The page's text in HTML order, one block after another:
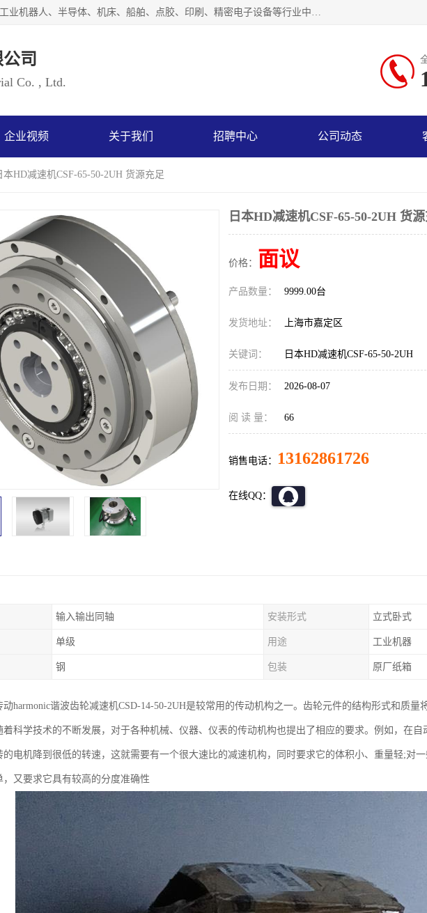
上海浜田实业有限公司专业致力于传动控制行业。面向工业机器人、半导体、机床、船舶、点胶、印刷、精密电子设备等行业中的运动控制技术。为日本哈默纳科（HarmonicDrive简称HD）中国地区定代理商，其生产的HarmonicDrive谐波减速机，具有轻量、小型、传动效率高、减速范围广、精度高等特点，被广泛应用于各种传动系统中。完善的技术，完善的售后，让您的选择无后顾之忧，欢迎您的来电洽谈！
司
Co. , Ltd.
企业视频 关于我们 招聘中心 公司动态
本HD减速机CSF-65-50-2UH 货源充足
日本HD减速机CSF-65-50-2UH 货
价格： 面议
产品数量： 9999.00台
发货地址： 上海市嘉定区
关键词： 日本HD减速机CSF-65-50-2UH
发布日期： 2026-08-07
阅 读 量： 66
销售电话： 13162861726
在线QQ：
输入输出同轴 安装形式 立式卧式
单级 用途 工业机器
钢 包装 原厂纸箱
动harmonic谐波齿轮减速机CSD-14-50-2UH是较常用的传动机构之一。齿轮元件的结构形式和质量
着科学技术的不断发展，对于各种机械、仪器、仪表的传动机构也提出了相应的要求。例如，在自
的电机降到很低的转速，这就需要有一个很大速比的减速机构，同时要求它的体积小、重量轻;对
，又要求它具有较高的分度准确性